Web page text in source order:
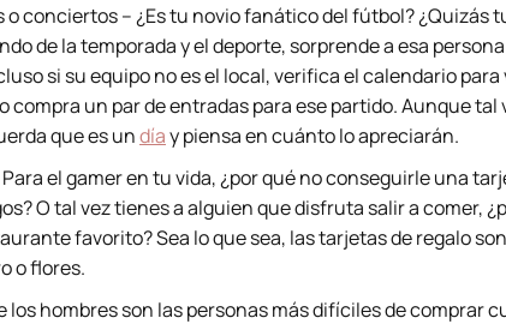
o conciertos – ¿Es tu novio fanático del fútbol? ¿Quizás
de la temporada y el deporte, sorprende a esa
si su equipo no es el local, verifica el calendario para
compra un par de entradas para ese partido. Aunque
que es undíay piensa en cuánto lo apreciarán.
el gamer en tu vida, ¿por qué no conseguirle una
O tal vez tienes a alguien que disfruta salir a comer,
favorito? Sea lo que sea, las tarjetas de regalo
o flores.
los hombres son las personas más difíciles de comprar